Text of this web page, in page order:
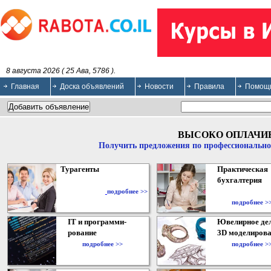
8 августа 2026 ( 25 Ава, 5786 ).
Главная
Доска объявлений Новости Правила
ВЫСОКО
Получить предложения по
Турагенты
подробнее >>
Практическая
бухгалтерия
подробнее
IT и программи-
рование
подробнее >>
Ювелирное
3D
подробнее